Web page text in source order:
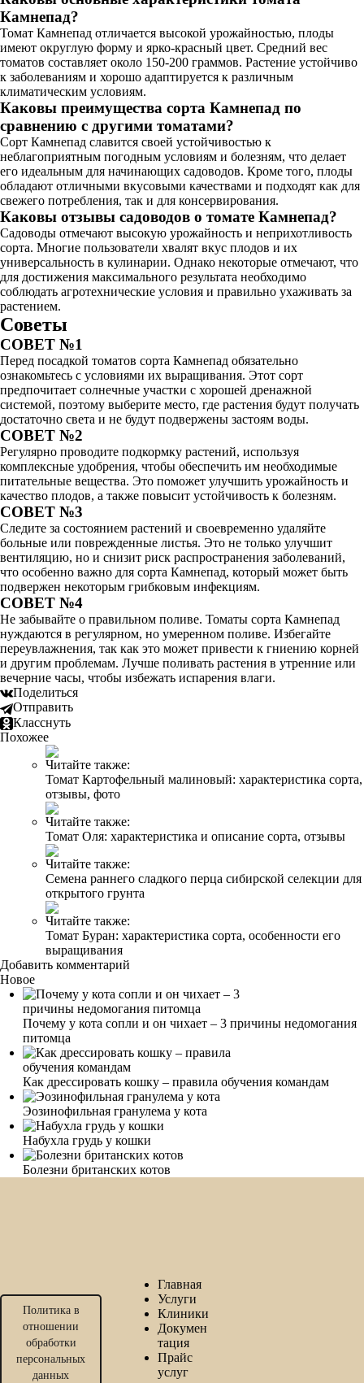
Камнепад?
Томат Камнепад отличается высокой урожайностью, плоды
имеют округлую форму и ярко-красный цвет. Средний вес
томатов составляет около 150-200 граммов. Растение устойчиво
к заболеваниям и хорошо адаптируется к различным
климатическим условиям.
Каковы преимущества сорта Камнепад по
сравнению с другими томатами?
Сорт Камнепад славится своей устойчивостью к
неблагоприятным погодным условиям и болезням, что делает
его идеальным для начинающих садоводов. Кроме того, плоды
обладают отличными вкусовыми качествами и подходят как для
свежего потребления, так и для консервирования.
Каковы отзывы садоводов о томате Камнепад?
Садоводы отмечают высокую урожайность и неприхотливость
сорта. Многие пользователи хвалят вкус плодов и их
универсальность в кулинарии. Однако некоторые отмечают, что
для достижения максимального результата необходимо
соблюдать агротехнические условия и правильно ухаживать за
растением.
Советы
СОВЕТ №1
Перед посадкой томатов сорта Камнепад обязательно
ознакомьтесь с условиями их выращивания. Этот сорт
предпочитает солнечные участки с хорошей дренажной
системой, поэтому выберите место, где растения будут получать
достаточно света и не будут подвержены застоям воды.
СОВЕТ №2
Регулярно проводите подкормку растений, используя
комплексные удобрения, чтобы обеспечить им необходимые
питательные вещества. Это поможет улучшить урожайность и
качество плодов, а также повысит устойчивость к болезням.
СОВЕТ №3
Следите за состоянием растений и своевременно удаляйте
больные или поврежденные листья. Это не только улучшит
вентиляцию, но и снизит риск распространения заболеваний,
что особенно важно для сорта Камнепад, который может быть
подвержен некоторым грибковым инфекциям.
СОВЕТ №4
Не забывайте о правильном поливе. Томаты сорта Камнепад
нуждаются в регулярном, но умеренном поливе. Избегайте
переувлажнения, так как это может привести к гниению корней
и другим проблемам. Лучше поливать растения в утренние или
вечерние часы, чтобы избежать испарения влаги.
Поделиться
Отправить
Класснуть
Похожее
Читайте также:
Томат Картофельный малиновый: характеристика сорта,
отзывы, фото
Читайте также:
Томат Оля: характеристика и описание сорта, отзывы
Читайте также:
Семена раннего сладкого перца сибирской селекции для
открытого грунта
Читайте также:
Томат Буран: характеристика сорта, особенности его
выращивания
Добавить комментарий
Новое
Почему у кота сопли и он чихает – 3 причины недомогания
питомца
Как дрессировать кошку – правила обучения командам
Эозинофильная гранулема у кота
Набухла грудь у кошки
Болезни британских котов
Политика в
отношении
обработки
персональных
данных
Главная
Услуги
Клиники
Докумен
тация
Прайс
услуг